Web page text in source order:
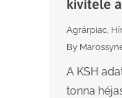
kivitele
Agrárpiac
By
A KSH
tonna